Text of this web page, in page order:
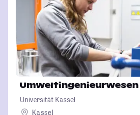
Umweltingenieurwesen
Universität Kassel
Kassel